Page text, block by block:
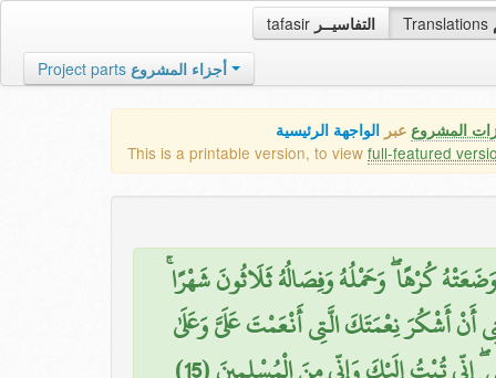
tafasir التفاسيــر Translations
Project parts أجزاء المشروع
المشروع عبر الواجهة الرئيسية
This is a printable version, to view full-featured
كُرْهًا ۖ وَحَمْلُهُ وَفِصَالُهُ ثَلَاثُونَ شَهْرًا
أَنْ أَشْكُرَ نِعْمَتَكَ الَّتِي أَنْعَمْتَ عَلَيَّ وَعَلَىٰ